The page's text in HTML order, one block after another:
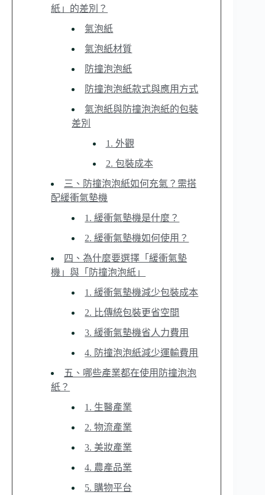
紙」的差別？
氣泡紙
氣泡紙材質
防撞泡泡紙
防撞泡泡紙款式與應用方式
氣泡紙與防撞泡泡紙的包裝
差別
1. 外觀
2. 包裝成本
三、防撞泡泡紙如何充氣？需搭
配緩衝氣墊機
1. 緩衝氣墊機是什麼？
2. 緩衝氣墊機如何使用？
四、為什麼要選擇「緩衝氣墊
機」與「防撞泡泡紙」
1. 緩衝氣墊機減少包裝成本
2. 比傳統包裝更省空間
3. 緩衝氣墊機省人力費用
4. 防撞泡泡紙減少運輸費用
五、哪些產業都在使用防撞泡泡
紙？
1. 生醫產業
2. 物流產業
3. 美妝產業
4. 農產品業
5. 購物平台